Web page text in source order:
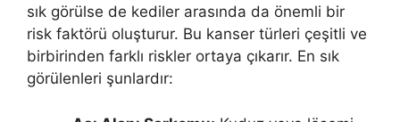
sık görülse de kediler arasında da önemli bir
risk faktörü oluşturur. Bu kanser türleri çeşitli ve
birbirinden farklı riskler ortaya çıkarır. En sık
görülenleri şunlardır: